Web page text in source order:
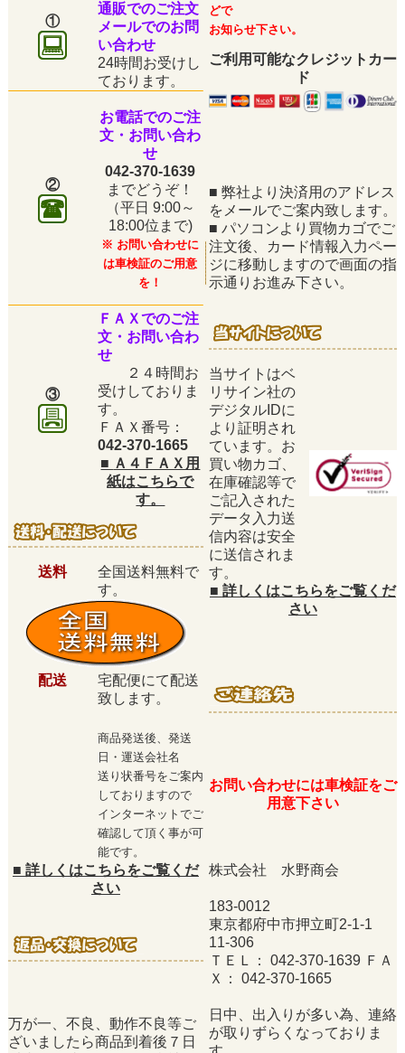
①
通販でのご注文
メールでのお問
い合わせ
24時間お受けし
ております。
どで
お知らせ下さい。
ご利用可能なクレジットカー
ド
②
お電話でのご注
文・お問い合わ
せ
042-370-1639
までどうぞ！
（平日 9:00～
18:00位まで)
※ お問い合わせに
は車検証のご用意
を！
■ 弊社より決済用のアドレス
をメールでご案内致します。
■ パソコンより買物カゴでご
注文後、カード情報入力ペー
ジに移動しますので画面の指
示通りお進み下さい。
③
ＦＡＸでのご注
文・お問い合わ
せ
２４時間お
受けしておりま
す。
ＦＡＸ番号：
042-370-1665
当サイトはベ
リサイン社の
デジタルIDに
より証明され
ています。お
買い物カゴ、
在庫確認等で
ご記入された
データ入力送
信内容は安全
に送信されま
す。
■ 詳しくはこちらをご覧くだ
さい
■ Ａ４ＦＡＸ用
紙はこちらで
す。
送料
全国送料無料で
す。
配送
宅配便にて配送
致します。
商品発送後、発送
日・運送会社名
送り状番号をご案内
しておりますので
インターネットでご
確認して頂く事が可
能です。
お問い合わせには車検証をご
用意下さい
■ 詳しくはこちらをご覧くだ
さい
株式会社 水野商会
183-0012
東京都府中市押立町2-1-1
11-306
ＴＥＬ： 042-370-1639 ＦＡ
Ｘ： 042-370-1665
日中、出入りが多い為、連絡
が取りずらくなっておりま
万が一、不良、動作不良等ご
ざいましたら商品到着後７日